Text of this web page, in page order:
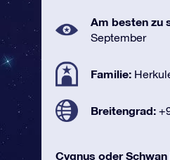
Am besten zu
September
Familie:
Breitengrad:
Cygnus oder